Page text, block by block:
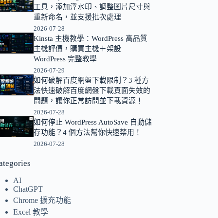
工具，添加浮水印、調整圖片尺寸與
重新命名，並支援批次處理
2026-07-28
Kinsta 主機教學：WordPress 高品質
主機評價，購買主機＋架設
WordPress 完整教學
2026-07-29
如何破解百度網盤下載限制？3 種方
法快速破解百度網盤下載頁面失效的
問題，讓你正常訪問並下載資源！
2026-07-28
如何停止 WordPress AutoSave 自動儲
存功能？4 個方法幫你快速禁用！
2026-07-28
AI
ChatGPT
Chrome 擴充功能
Excel 教學